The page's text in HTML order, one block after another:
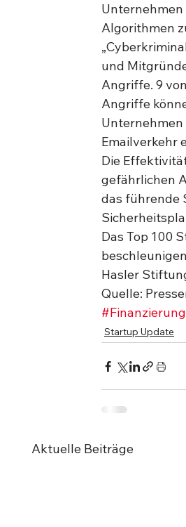
Unternehmen
Algorithmen
und
Angriffe. 9
Angriffe
Unternehmen
Emailverkehr
Die
gefährlichen
das führende
Das Top 100
Hasler
Quelle:
Startup Update
Aktuelle Beiträge